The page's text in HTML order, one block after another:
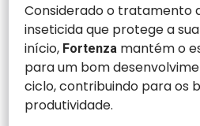
Considerado o tratamento
inseticida que protege a
início, Fortenza mantém o
para um bom
ciclo, contribuindo para os
produtividade.